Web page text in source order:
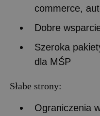
commerce,
Dobre
Szeroka
dla MŚP
Słabe strony:
Ograniczenia